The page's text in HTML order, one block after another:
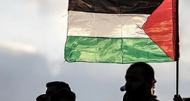
Resmi İlanlar
Rüya Tabirleri
Sağlık